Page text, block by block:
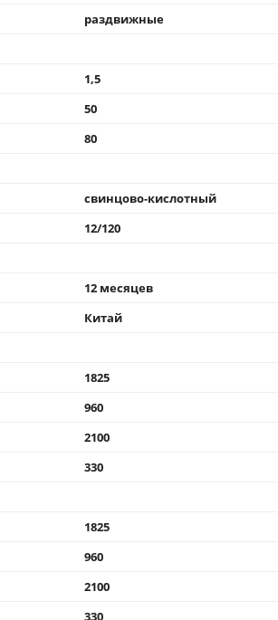
раздвижные
1,5
50
80
свинцово-кислотный
12/120
12 месяцев
Китай
1825
960
2100
330
1825
960
2100
330